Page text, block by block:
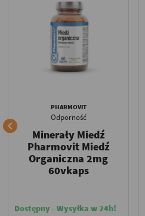

PHARMOVIT
Odporność
Minerały Miedź
Pharmovit Miedź
Organiczna 2mg
60vkaps
Dostępny - Wysyłka w 24h!